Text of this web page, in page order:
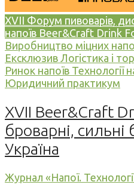
XVII Форум пивоварів,
напоїв Beer&Craft Drink
Виробництво міцних
Ексклюзив Логістика і
Ринок напоїв Технології
Юридичний практикум
XVII Beer&Craft
броварні,
Україна
Журнал «Напої.